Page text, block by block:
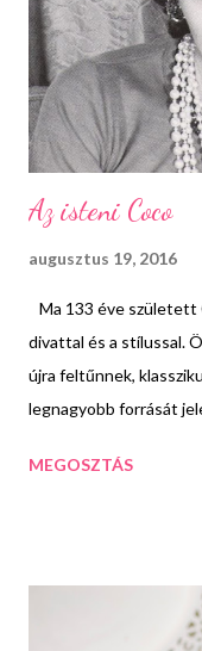
előtte megszabadulok
mindent elmondtam a
azért kihasználom,
Az isteni Coco
augusztus 19, 2016
Ma 133 éve született
divattal és a stílussal.
újra feltűnnek,
legnagyobb forrását
volt ő pontosan és
kenyerét. Egy férfi
furcsa és bonyolult
MEGOSZTÁS